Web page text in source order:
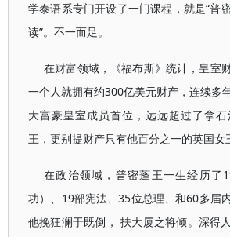
学泰语系专门开设了一门课程，就是“普
读”。不一而足。
在财富领域，《福布斯》统计，皇室
一个人就拥有约300亿美元财产，连续多
大富豪皇室成员首位，远远超过了拿
王，更别提财产只有他百分之一的英国女
在政治领域，普密蓬王一生经历了
功）、19部宪法、35位总理、和60多届
他挽狂澜于既倒， 扶大厦之将倾。深得